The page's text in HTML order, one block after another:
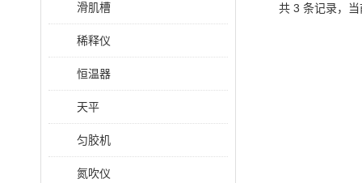
滑肌槽
稀释仪
恒温器
天平
匀胶机
氮吹仪
共 3 条记录，